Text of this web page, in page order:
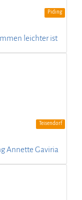
Piding
leichter ist
Teisendorf
Annette Gaviria